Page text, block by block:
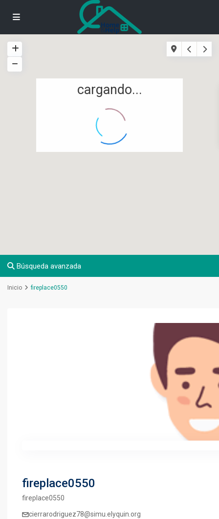
cargando...
Búsqueda avanzada
Inicio fireplace0550
fireplace0550
fireplace0550
cierrarodriguez78@simu.elyquin.org